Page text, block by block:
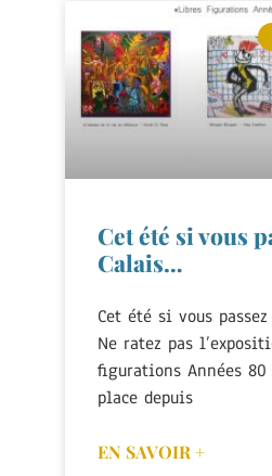
Cet été si vous
Calais…
Cet été si vous
Ne ratez pas
figurations Années
place depuis
EN SAVOIR +